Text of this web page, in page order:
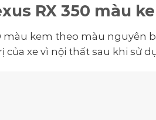
RX 350 màu
màu kem theo màu nguyên
xe vì nội thất sau khi sử